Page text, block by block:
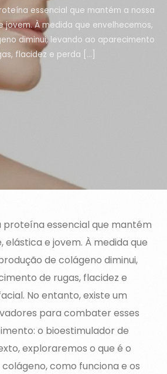
essencial que mantém a nossa
jovem. À medida que envelhecemos,
diminui, levando ao aparecimento
flacidez e perda […]
proteína essencial que mantém
elástica e jovem. À medida que
de colágeno diminui,
de rugas, flacidez e
No entanto, existe um
para combater esses
o bioestimulador de
exploraremos o que é o
como funciona e os